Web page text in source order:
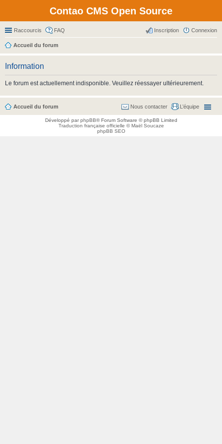
Contao CMS Open Source
Raccourcis FAQ Connexion
Inscription
Accueil du forum
Information
Le forum est actuellement indisponible. Veuillez réessayer ultérieurement.
Accueil du forum L’équipe
Nous contacter
Développé parphpBB® Forum Software © phpBB Limited
Traduction française officielle ©Maël Soucaze
phpBB SEO